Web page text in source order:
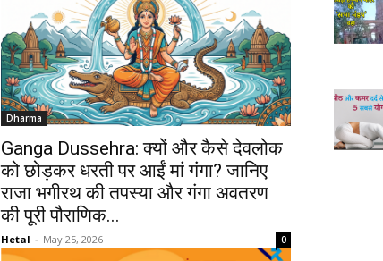
Dharma
Ganga Dussehra: क्यों और कैसे देवलोक
को छोड़कर धरती पर आईं मां गंगा? जानिए
राजा भगीरथ की तपस्या और गंगा अवतरण
की पूरी पौराणिक...
Hetal - May 25, 2026 0